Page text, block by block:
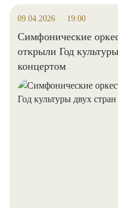
09.04.2026 19:00
Симфонические
открыли Год
концертом